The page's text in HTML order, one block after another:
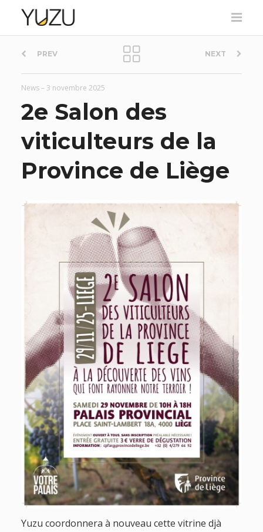
P
o
s
t
n
a
t
i
o
n
PREV NEXT
News– 3 novembre 2025
2e Salon des
viticulteurs de la
Province de Liège
Yuzu coordonnera à nouveau cette vitrine djà